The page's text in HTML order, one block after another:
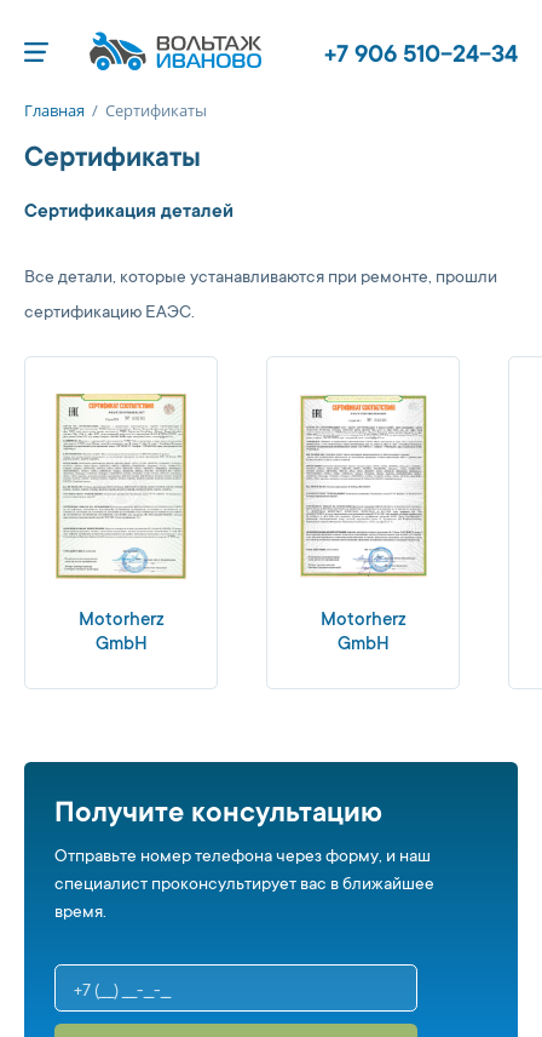
+7 906 510-24-34
Главная / Сертификаты
Сертификаты
Сертификация деталей
Все детали, которые устанавливаются при ремонте, прошли
сертификацию ЕАЭС.
Motorherz
GmbH
Motorherz
GmbH
Получите консультацию
Отправьте номер телефона через форму, и наш
специалист проконсультирует вас в ближайшее
время.